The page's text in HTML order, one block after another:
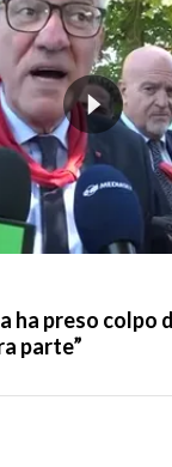
ha preso colpo
parte”